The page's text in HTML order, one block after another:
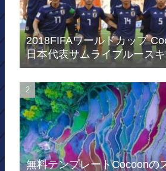
2018FIFAワールドカップ
日本代表サムライブルース
無料テンプレートCocoonの